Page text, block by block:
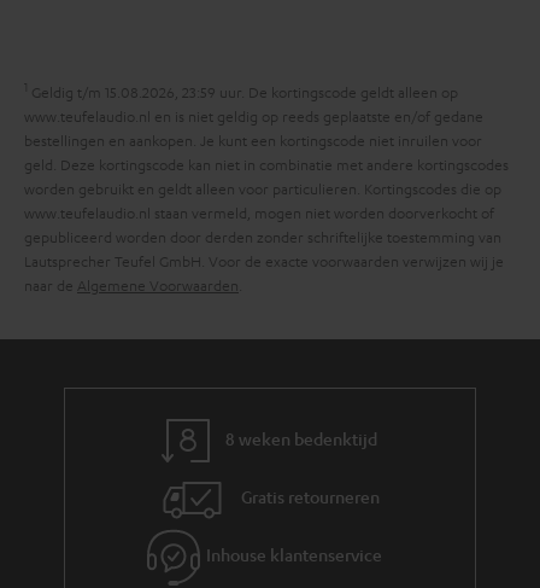
r
m
a
t
i
e
1 Geldig t/m 15.08.2026, 23:59 uur. De kortingscode geldt alleen op
www.teufelaudio.nl en is niet geldig op reeds geplaatste en/of gedane
bestellingen en aankopen. Je kunt een kortingscode niet inruilen voor
geld. Deze kortingscode kan niet in combinatie met andere kortingscodes
worden gebruikt en geldt alleen voor particulieren. Kortingscodes die op
www.teufelaudio.nl staan vermeld, mogen niet worden doorverkocht of
gepubliceerd worden door derden zonder schriftelijke toestemming van
Lautsprecher Teufel GmbH. Voor de exacte voorwaarden verwijzen wij je
naar de Algemene Voorwaarden
8 weken bedenktijd
Gratis retourneren
Inhouse klantenservice